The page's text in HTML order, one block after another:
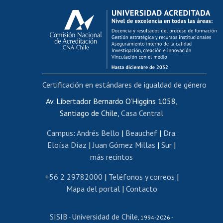
Calificación académica
Postulación al AUCAI
Funcionarias/os
Cursos internos de capacitación
Bienestar del personal
Portal de movilidad interna
Certificado de renta
Certificado de renta honorarios
Editar páginas blancas
Extranjeras/os
Revalidación y reconocimiento de títulos
Postulación al Programa de Movilidad Estudiantil
Cursos de español
Av. Libertador Bernardo O'Higgins 1058,
Santiago de Chile, Casa Central
Campus: Andrés Bello | Beauchef| Dra.
Eloísa Díaz |Juan Gómez Millas | Sur |
más recintos
+56 2 29782000 | Teléfonos y correos |
Mapa del portal| Contacto
SISIB - Universidad de Chile, 1994-2026 -
Certificación en estándares de igualdad de género